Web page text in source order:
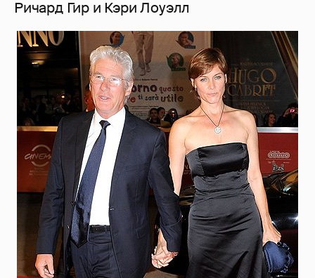
Ричард Гир и Кэри Лоуэлл